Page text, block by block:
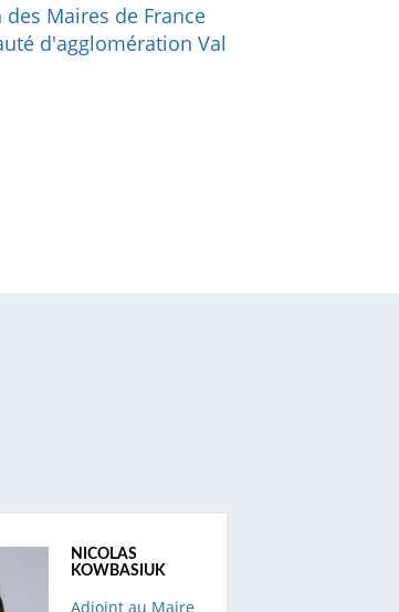
Maires de France
d'agglomération Val
NICOLAS
KOWBASIUK
Adjoint au Maire